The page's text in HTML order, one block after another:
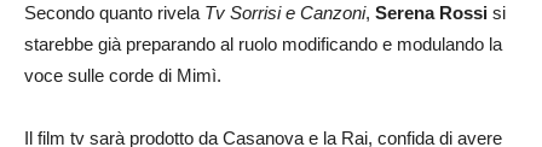
Secondo quanto rivela Tv Sorrisi e Canzoni, Serena Rossi si
starebbe già preparando al ruolo modificando e modulando la
voce sulle corde di Mimì.
Il film tv sarà prodotto da Casanova e la Rai, confida di avere